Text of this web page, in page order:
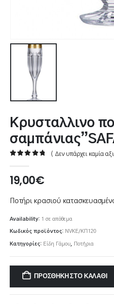
Κρυσταλλινο
( Δεν υπάρχει καμία
19,00€
Ποτήρι κρασιού
Availability: 1 σε απόθεμα
Κωδικός προϊόντος: NVKE/ΚΠ120
Κατηγορίες: Είδη Γάμου Ποτήρια
ΠΡΟΣΘΉΚΗ ΣΤΟ ΚΑΛΆΘΙ